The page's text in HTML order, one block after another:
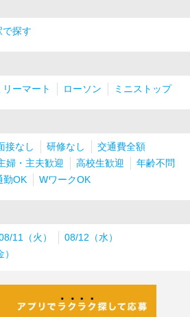
で探す
リーマート ローソン ミニストップ
接なし 研修なし
交通費全額
婦・主夫歓迎 高校生歓迎
年齢不問
勤OK WワークOK
11（火）
08/12（水）